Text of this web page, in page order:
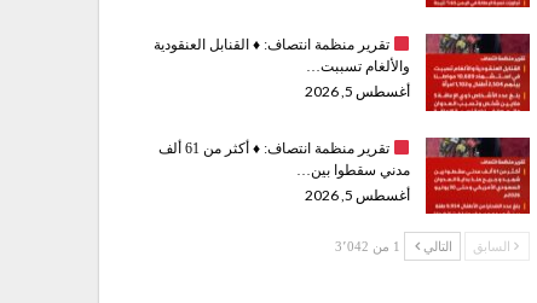
تقرير منظمة انتصاف: ♦️القنابل العنقودية
والألغام تسببت…
أغسطس 5, 2026
تقرير منظمة انتصاف: ♦️
أكثر من 61 ألف
مدني سقطوا بين…
أغسطس 5, 2026
السابق التالي 1 من 3٬042